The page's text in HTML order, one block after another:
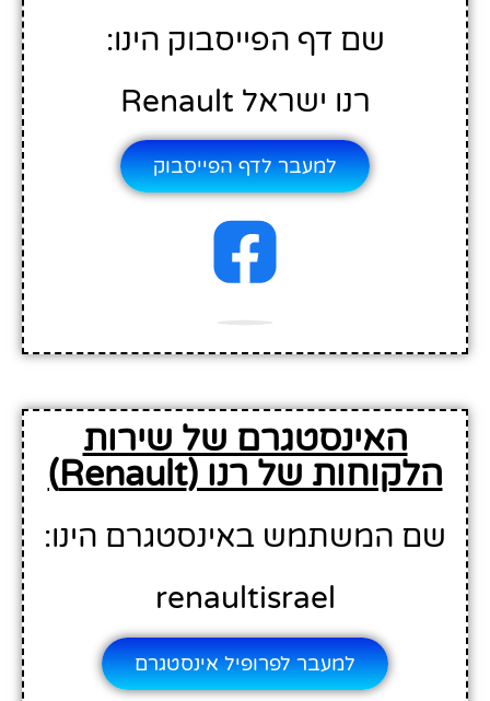
שם דף הפייסבוק הינו:
רנו ישראל Renault
למעבר לדף הפייסבוק
האינסטגרם של שירות
הלקוחות של רנו (Renault)
שם המשתמש באינסטגרם הינו:
renaultisrael
למעבר לפרופיל אינסטגרם